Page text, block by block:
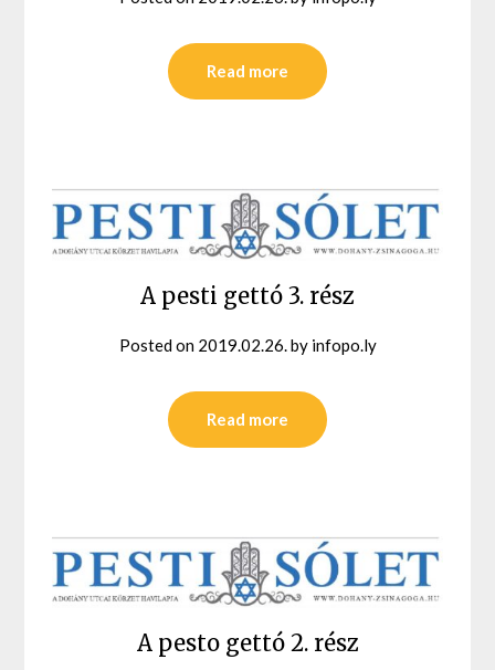
Read more
A pesti gettó 3. rész
Posted on 2019.02.26.by infopo.ly
Read more
A pesto gettó 2. rész